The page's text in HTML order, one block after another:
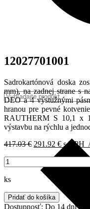
12027701001
Sadrokartónová doska
mm), na zadnej strane s
DEO a 4 výstužnými
hranou pre pevné
RAUTHERM S 10,1 x
výstavbu na rýchlu a
417.03€ Pôvodná
417.03 €.
291.92 €Aktuálna
cena
s DPH
množstvo
REHAU
SDK
element
chladenie
ks
Pridať do košíka
Dostupnosť: Do 14 dní